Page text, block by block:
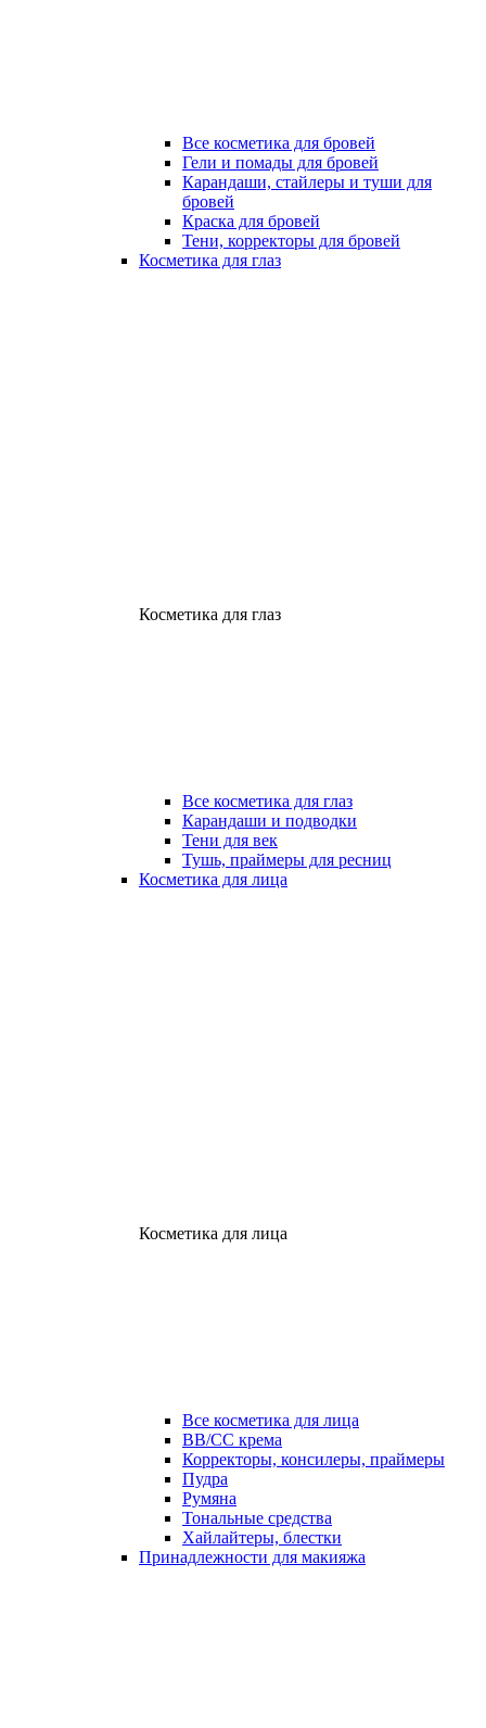
Все косметика для бровей
Гели и помады для бровей
Карандаши, стайлеры и туши для
бровей
Краска для бровей
Тени, корректоры для бровей
Косметика для глаз
Косметика для глаз
Все косметика для глаз
Карандаши и подводки
Тени для век
Тушь, праймеры для ресниц
Косметика для лица
Косметика для лица
Все косметика для лица
ВВ/СС крема
Корректоры, консилеры, праймеры
Пудра
Румяна
Тональные средства
Хайлайтеры, блестки
Принадлежности для макияжа